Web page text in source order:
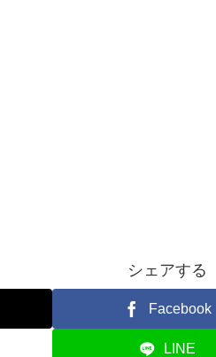
シェアする
Facebook
LINE